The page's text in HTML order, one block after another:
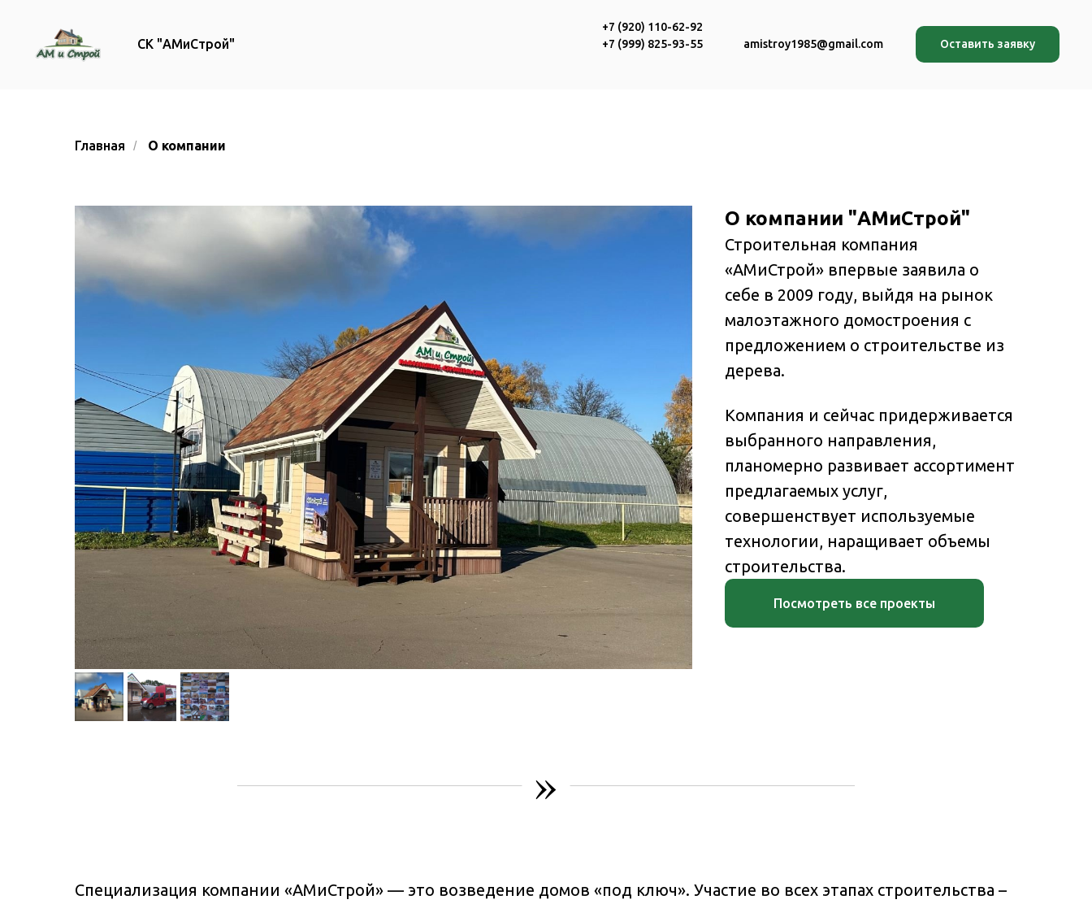
СК "АМиСтрой"
+7 (920) 110-62-92
+7 (999) 825-93-55 amistroy1985@gmail.com Оставить заявку
Главная / О компании
О компании "АМиСтрой"
Строительная компания
«АМиСтрой» впервые заявила о
себе в 2009 году, выйдя на рынок
малоэтажного домостроения с
предложением о строительстве из
дерева.
Компания и сейчас придерживается
выбранного направления,
планомерно развивает ассортимент
предлагаемых услуг,
совершенствует используемые
технологии, наращивает объемы
строительства.
Посмотреть все проекты
»
Специализация компании «АМиСтрой» — это возведение домов «под ключ». Участие во всех этапах строительства –